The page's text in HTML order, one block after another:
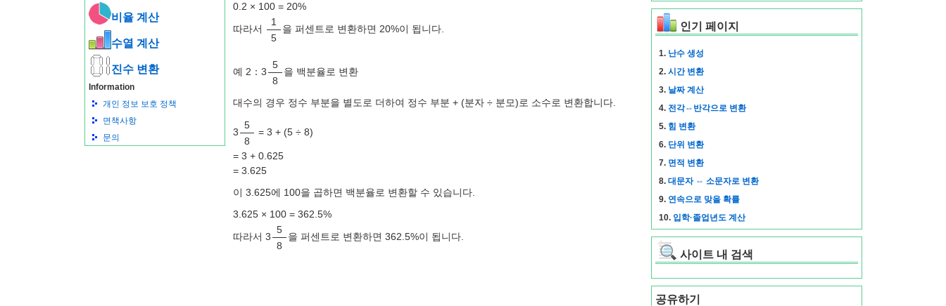
비율 계산
수열 계산
진수 변환
Information
개인 정보 보호 정책
면책사항
문의
0.2 × 100 = 20%
따라서
1
5
을 퍼센트로 변환하면 20%이 됩니다.
예 2：3
5
8
을 백분율로 변환
대수의 경우 정수 부분을 별도로 더하여 정수 부분 + (분자 ÷ 분모)로 소수로 변환합니다.
3
5
8
= 3 + (5 ÷ 8)
= 3 + 0.625
= 3.625
이 3.625에 100을 곱하면 백분율로 변환할 수 있습니다.
3.625 × 100 = 362.5%
따라서 3
5
8
을 퍼센트로 변환하면 362.5%이 됩니다.
인기 페이지
1. 난수 생성
2. 시간 변환
3. 날짜 계산
4. 전각⇔반각으로 변환
5. 힘 변환
6. 단위 변환
7. 면적 변환
8. 대문자 ⇔ 소문자로 변환
9. 연속으로 맞을 확률
10. 입학·졸업년도 계산
사이트 내 검색
공유하기